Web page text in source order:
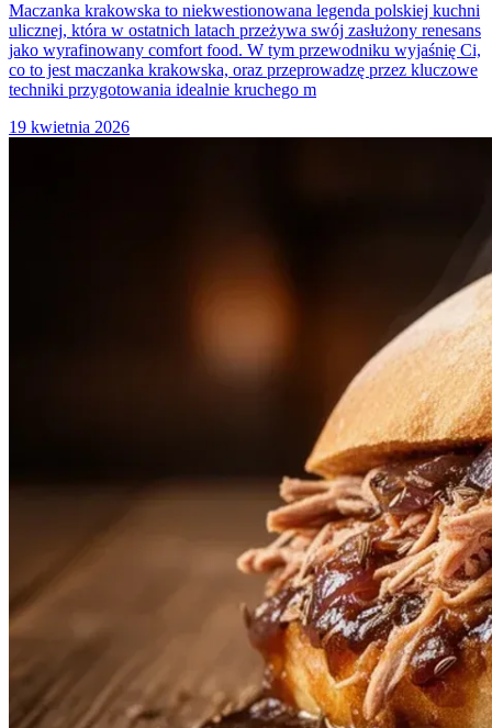
Maczanka krakowska to niekwestionowana legenda polskiej kuchni
ulicznej, która w ostatnich latach przeżywa swój zasłużony renesans
jako wyrafinowany comfort food. W tym przewodniku wyjaśnię Ci,
co to jest maczanka krakowska, oraz przeprowadzę przez kluczowe
techniki przygotowania idealnie kruchego m
19 kwietnia 2026